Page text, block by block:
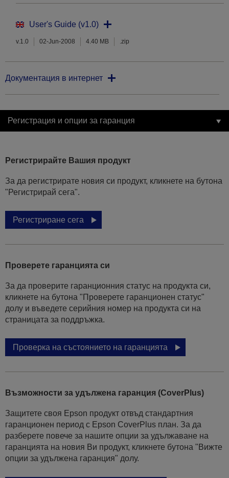
User's Guide (v1.0)
v.1.0 02-Jun-2008 4.40 MB .zip
Документация в интернет
Регистрация и опции за гаранция
Регистрирайте Вашия продукт
За да регистрирате новия си продукт, кликнете на бутона
"Регистрирай сега".
Регистриране сега
Проверете гаранцията си
За да проверите гаранционния статус на продукта си,
кликнете на бутона "Проверете гаранционен статус"
долу и въведете серийния номер на продукта си на
страницата за поддръжка.
Проверка на състоянието на гаранцията
Възможности за удължена гаранция (CoverPlus)
Защитете своя Epson продукт отвъд стандартния
гаранционен период с Epson CoverPlus план. За да
разберете повече за нашите опции за удължаване на
гаранцията на новия Ви продукт, кликнете бутона "Вижте
опции за удължена гаранция" долу.